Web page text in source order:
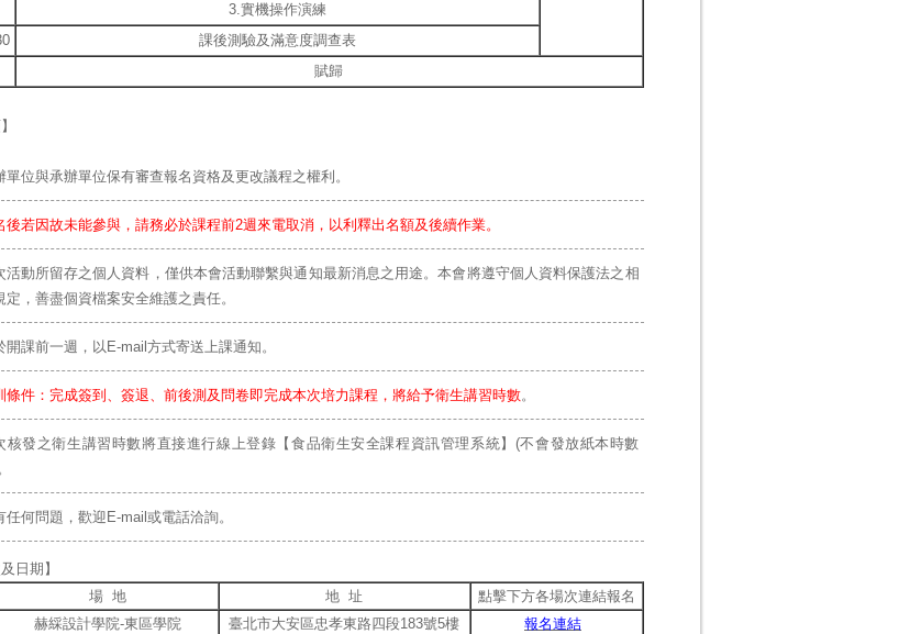
3.實機操作演練
課後測驗及滿意度調查表
賦歸
單位與承辦單位保有審查報名資格及更改議程之權利。
後若因故未能參與，請務必於課程前2週來電取消，以利釋出名額及後續作業。
活動所留存之個人資料，僅供本會活動聯繫與通知最新消息之用途。本會將遵守個人資料保護法之相
定，善盡個資檔案安全維護之責任。
開課前一週，以E-mail方式寄送上課通知。
條件：完成簽到、簽退、前後測及問卷即完成本次培力課程，將給予衛生講習時數。
核發之衛生講習時數將直接進行線上登錄【食品衛生安全課程資訊管理系統】(不會發放紙本時數
任何問題，歡迎E-mail或電話洽詢。
日期】
場 地 地 址
點擊下方各場次連結報名
赫綵設計學院-東區學院 臺北市大安區忠孝東路四段183號5樓
報名連結